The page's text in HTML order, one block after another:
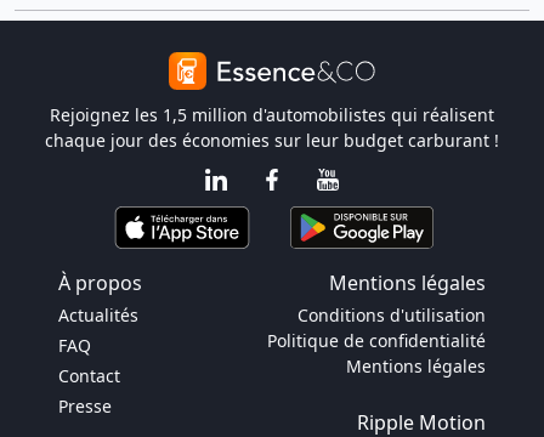
Rejoignez les 1,5 million d'automobilistes qui réalisent
chaque jour des économies sur leur budget carburant !
À propos Mentions légales
Actualités
FAQ
Contact
Presse
Conditions d'utilisation
Politique de confidentialité
Mentions légales
Ripple Motion